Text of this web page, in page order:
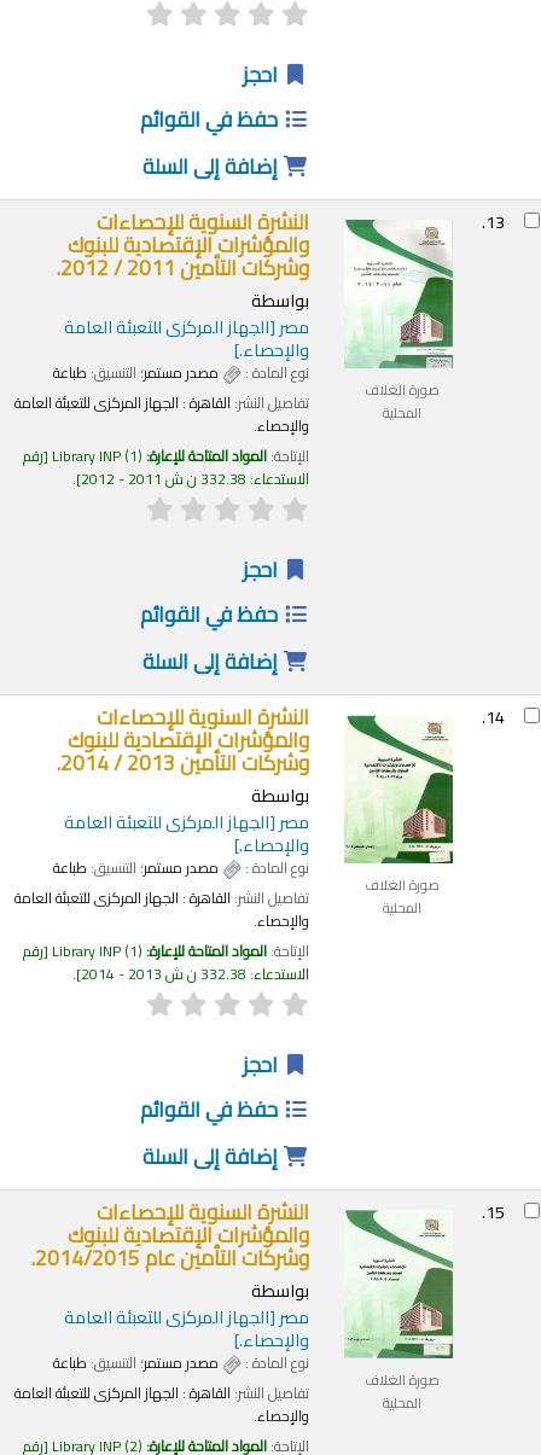
احجز
حفظ في القوائم
إضافة إلى السلة
13.
صورة الغلاف
المحلية
النشرة السنوية للإحصاءات
والمؤشرات الإقتصادية للبنوك
وشركات التأمين 2011 / 2012.
بواسطة
مصر[الجهاز المركزى للتعبئة العامة
والإحصاء.]
نوع المادة : مصدر مستمر؛ التنسيق:طباعة
تفاصيل النشر:القاهرة : الجهاز المركزى للتعبئة العامة
والإحصاء.
الإتاحة:المواد المتاحة للإعارة: Library INP(1)
رقم
الاستدعاء:332.38 ن ش 2011 - 2012 .
احجز
حفظ في القوائم
إضافة إلى السلة
14.
صورة الغلاف
المحلية
النشرة السنوية للإحصاءات
والمؤشرات الإقتصادية للبنوك
وشركات التأمين 2013 / 2014.
بواسطة
مصر[الجهاز المركزى للتعبئة العامة
والإحصاء.]
نوع المادة : مصدر مستمر؛ التنسيق:طباعة
تفاصيل النشر:القاهرة : الجهاز المركزى للتعبئة العامة
والإحصاء.
الإتاحة:المواد المتاحة للإعارة: Library INP(1)
رقم
الاستدعاء:332.38 ن ش 2013 - 2014 .
احجز
حفظ في القوائم
إضافة إلى السلة
15.
صورة الغلاف
المحلية
النشرة السنوية للإحصاءات
والمؤشرات الإقتصادية للبنوك
وشركات التأمين عام 2014/2015.
بواسطة
مصر[الجهاز المركزى للتعبئة العامة
والإحصاء.]
نوع المادة : مصدر مستمر؛ التنسيق:طباعة
تفاصيل النشر:القاهرة : الجهاز المركزى للتعبئة العامة
والإحصاء.
الإتاحة:المواد المتاحة للإعارة: Library INP(2) رقم